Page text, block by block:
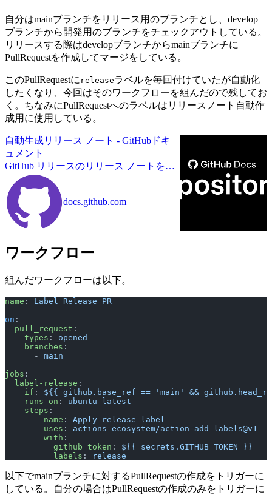
自分はmainブランチをリリース用のブランチとし、develop
ブランチから開発用のブランチをチェックアウトしている。
リリースする際はdevelopブランチからmainブランチに
PullRequestを作成してマージをしている。
このPullRequestに releaseラベルを毎回付けていたが自動化
したくなり、今回はそのワークフローを組んだので残してお
く。ちなみにPullRequestへのラベルはリリースノート自動作
成用に使用している。
自動生成リリース ノート - GitHubドキ
ュメント
GitHub リリースのリリース ノートを自
動的に生成できます
docs.github.com
ワークフロー
組んだワークフローは以下。
name : Label Release PR
on :
  pull_request
:
    types
: opened
    branches
:
      -
main
jobs :
  label-release
:
    if
: ${{ github.base_ref == 'main' &&
    runs-on
: ubuntu-latest
    steps
:
      -
name : Apply release label
        uses
: actions-ecosystem/action-add-labels@v1
        with
:
          github_token
: ${{ secrets.GITHUB_TOKEN }}
          labels
: release
以下でmainブランチに対するPullRequestの作成をトリガーに
している。自分の場合はPullRequestの作成のみをトリガーに